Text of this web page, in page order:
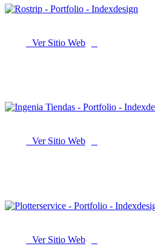
Ver Sitio Web
Ver Sitio Web
Ver Sitio Web